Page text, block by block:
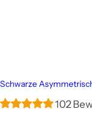
Schwarze
102